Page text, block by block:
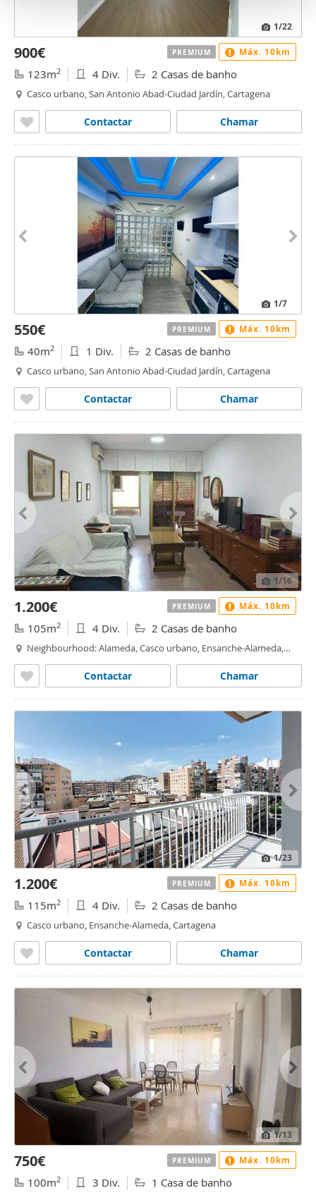
1/22
900€
123m2 4 Div. 2 Casas de banho
Casco urbano, San Antonio Abad-Ciudad Jardín, Cartagena
Chamar
Contactar
PREMIUM Máx. 10km
1/7
550€
40m2 1 Div. 2 Casas de banho
Casco urbano, San Antonio Abad-Ciudad Jardín, Cartagena
Chamar
Contactar
PREMIUM Máx. 10km
1/16
1.200€
105m2 4 Div. 2 Casas de banho
Neighbourhood: Alameda, Casco urbano, Ensanche-Alameda,
Chamar
Contactar
PREMIUM Máx. 10km
1/23
1.200€
115m2 4 Div. 2 Casas de banho
Casco urbano, Ensanche-Alameda, Cartagena
Chamar
Contactar
PREMIUM Máx. 10km
1/13
750€
100m2 3 Div. 1 Casa de banho
PREMIUM Máx. 10km